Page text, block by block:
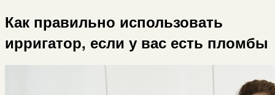
Как правильно использовать
ирригатор, если у вас есть пломбы